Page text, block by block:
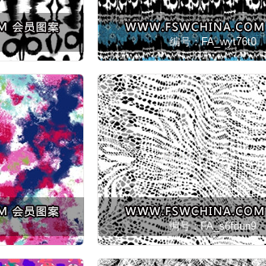
编号：FA_wyt76t0
编号：FA_s6fdun9